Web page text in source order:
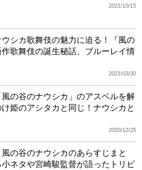
2021/10/15
ウシカ歌舞伎の魅力に迫る！『風の
歌舞伎の誕生秘話、ブルーレイ情
2021/03/30
風の谷のナウシカ」のアスベルを解
姫のアシタカと同じ！ナウシカと
2020/12/25
風の谷のナウシカのあらすじまと
ネタや宮崎駿監督が語ったトリビ